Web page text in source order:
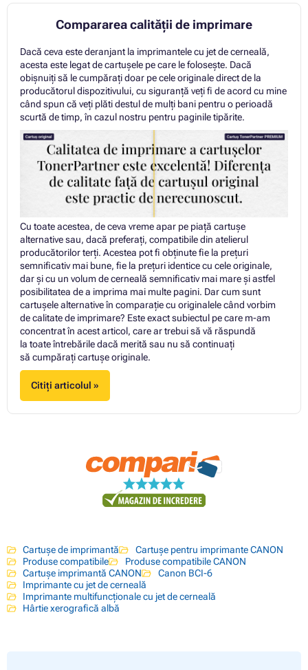
Compararea calității de imprimare
Dacă ceva este deranjant la imprimantele cu jet de cerneală,
acesta este legat de cartușele pe care le folosește. Dacă
obișnuiți să le cumpărați doar pe cele originale direct de la
producătorul dispozitivului, cu siguranță veți fi de acord cu mine
când spun că veți plăti destul de mulți bani pentru o perioadă
scurtă de timp, în cazul nostru pentru paginile tipărite.
Cu toate acestea, de ceva vreme apar pe piață cartușe
alternative sau, dacă preferați, compatibile din atelierul
producătorilor terți. Acestea pot fi obținute fie la prețuri
semnificativ mai bune, fie la prețuri identice cu cele originale,
dar și cu un volum de cerneală semnificativ mai mare și astfel
posibilitatea de a imprima mai multe pagini. Dar cum sunt
cartușele alternative în comparație cu originalele când vorbim
de calitate de imprimare? Este exact subiectul pe care m-am
concentrat în acest articol, care ar trebui să vă răspundă
la toate întrebările dacă merită sau nu să continuați
să cumpărați cartuşe originale.
Citiți articolul »
Cartușe de imprimantă
Cartușe pentru imprimante CANON
Produse compatibile
Produse compatibile CANON
Cartușe imprimantă CANON
Canon BCI-6
Imprimante cu jet de cerneală
Imprimante multifuncționale cu jet de cerneală
Hârtie xerografică albă